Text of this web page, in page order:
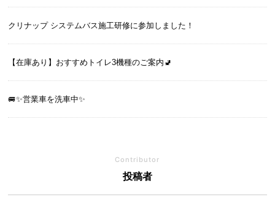
クリナップ システムバス施工研修に参加しました！
【在庫あり】おすすめトイレ3機種のご案内🚽
🚐✨営業車を洗車中✨
Contributor
投稿者